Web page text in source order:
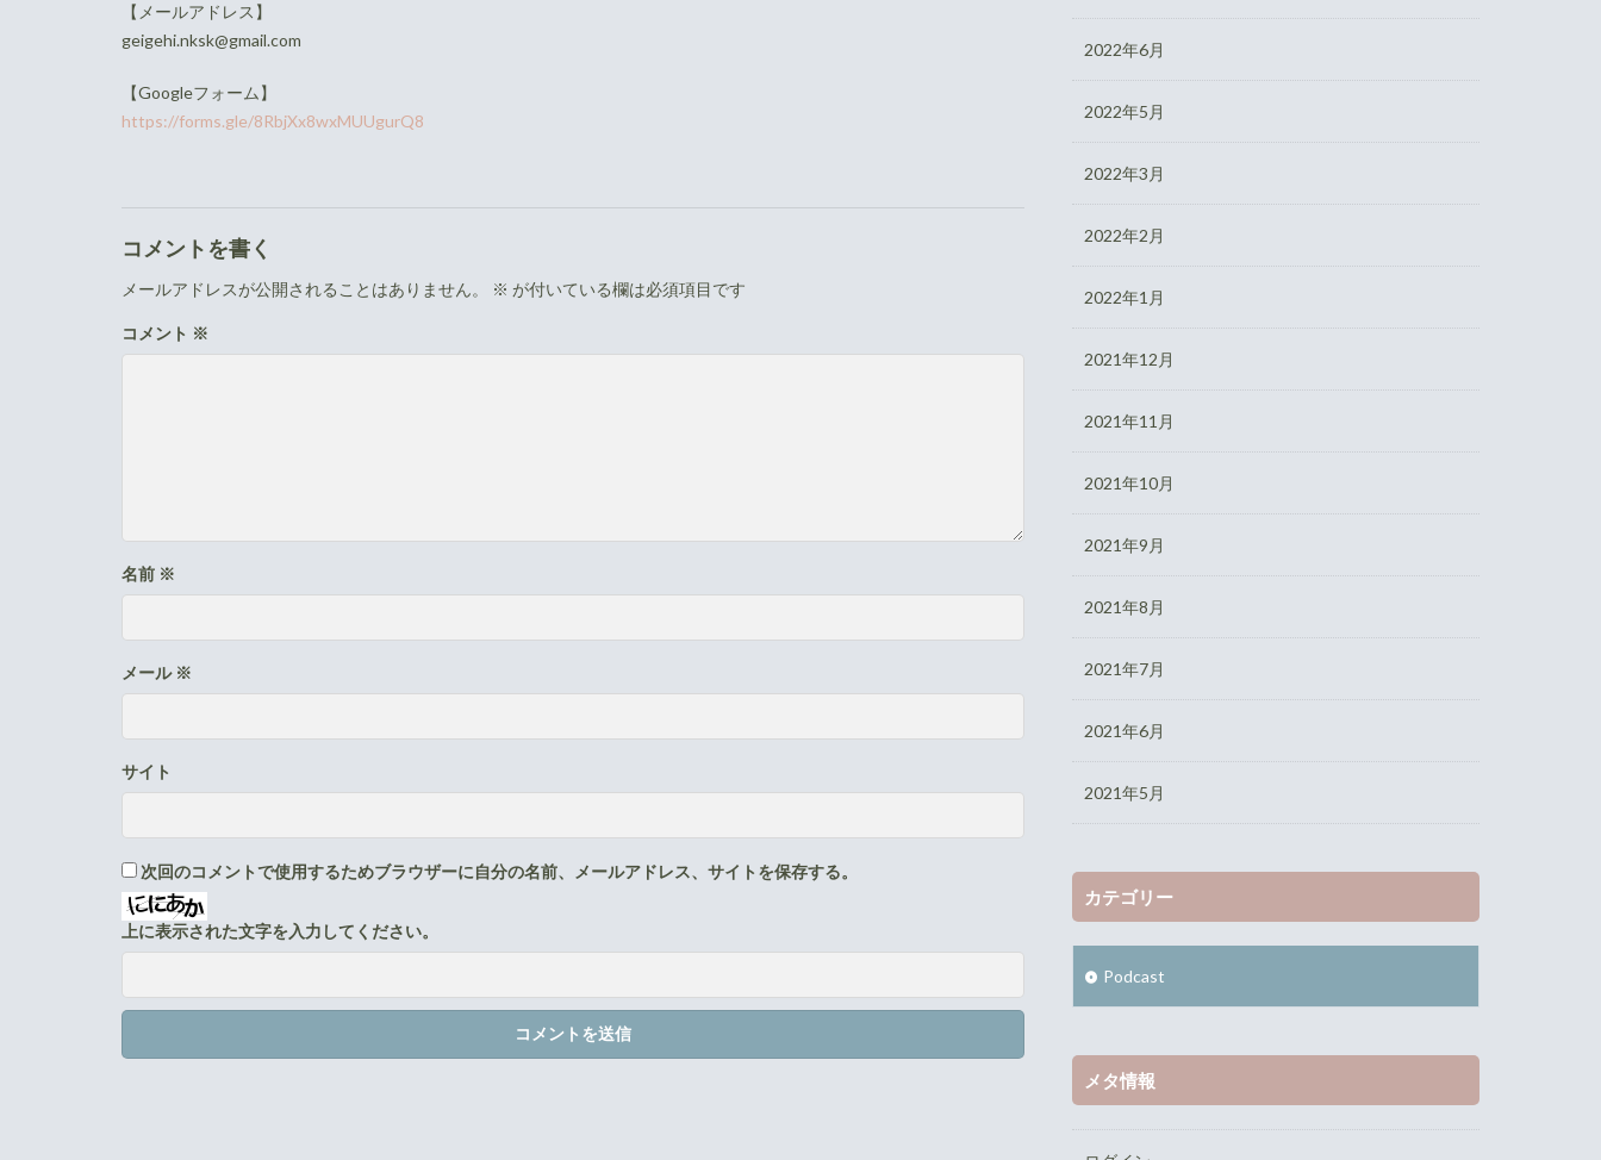
【メールアドレス】
geigehi.nksk@gmail.com
【Googleフォーム】
https://forms.gle/8RbjXx8wxMUUgurQ8
コメントを書く
メールアドレスが公開されることはありません。 ※ が付いている欄は必須項目です
コメント ※
名前 ※
メール ※
サイト
次回のコメントで使用するためブラウザーに自分の名前、メールアドレス、サイトを保存する。
上に表示された文字を入力してください。
2022年6月
2022年5月
2022年3月
2022年2月
2022年1月
2021年12月
2021年11月
2021年10月
2021年9月
2021年8月
2021年7月
2021年6月
2021年5月
カテゴリー
Podcast
メタ情報